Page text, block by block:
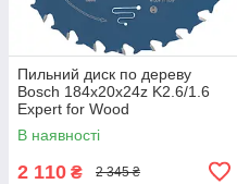
Пильний диск по дереву
Bosch 184x20x24z K2.6/1.6
Expert for Wood
В наявності
2 110 ₴ 2 345 ₴